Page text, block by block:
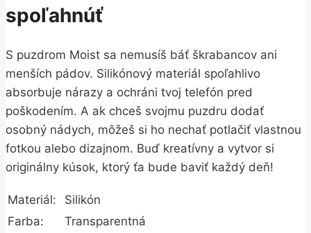
spoľahnúť
S puzdrom Moist sa nemusíš báť škrabancov ani
menších pádov. Silikónový materiál spoľahlivo
absorbuje nárazy a ochráni tvoj telefón pred
poškodením. A ak chceš svojmu puzdru dodať
osobný nádych, môžeš si ho nechať potlačiť vlastnou
fotkou alebo dizajnom. Buď kreatívny a vytvor si
originálny kúsok, ktorý ťa bude baviť každý deň!
Materiál:
Silikón
Farba:
Transparentná